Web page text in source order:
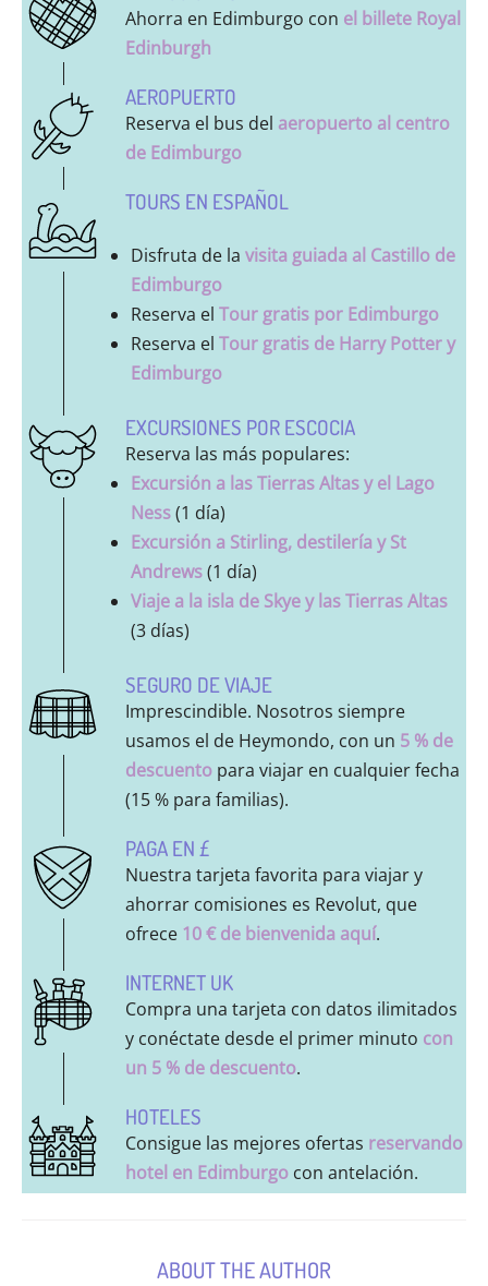
Ahorra en Edimburgo con el billete Royal
Edinburgh
AEROPUERTO
Reserva el bus del aeropuerto al centro
de Edimburgo
TOURS EN ESPAÑOL
Disfruta de la visita guiada al Castillo de
Edimburgo
Reserva el Tour gratis por Edimburgo
Reserva el Tour gratis de Harry Potter y
Edimburgo
EXCURSIONES POR ESCOCIA
Reserva las más populares:
Excursión a las Tierras Altas y el Lago
Ness(1 día)
Excursión a Stirling, destilería y St
Andrews(1 día)
Viaje a la isla de Skye y las Tierras Altas
(3 días)
SEGURO DE VIAJE
Imprescindible. Nosotros siempre
usamos el de Heymondo, con un 5 % de
descuento para viajar en cualquier fecha
(15 % para familias).
PAGA EN £
Nuestra tarjeta favorita para viajar y
ahorrar comisiones es Revolut, que
ofrece 10 € de bienvenida aquí.
INTERNET UK
Compra una tarjeta con datos ilimitados
y conéctate desde el primer minuto con
un 5 % de descuento.
HOTELES
Consigue las mejores ofertas reservando
hotel en Edimburgo con antelación.
ABOUT THE AUTHOR